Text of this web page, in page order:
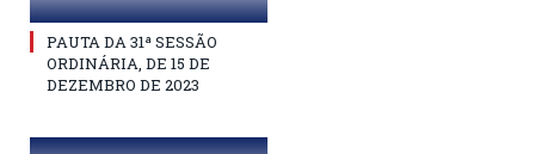
PAUTA DA 31ª SESSÃO
ORDINÁRIA, DE 15 DE
DEZEMBRO DE 2023